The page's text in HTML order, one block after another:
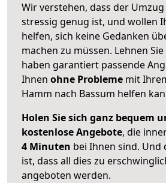
Wir verstehen, dass der
stressig genug ist, und wollen
helfen, sich keine Gedanken
machen zu müssen. Lehnen
haben garantiert passende
Ihnen ohne Probleme mit
Hamm nach Bassum helfen
Holen Sie sich ganz bequem
kostenlose Angebote, die
4 Minuten bei Ihnen sind. Und
ist, dass all dies zu
angeboten werden.